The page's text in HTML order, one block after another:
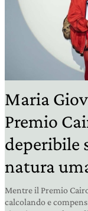
Maria
Premio
deperibile
natura
Mentre il Premio
calcolando e